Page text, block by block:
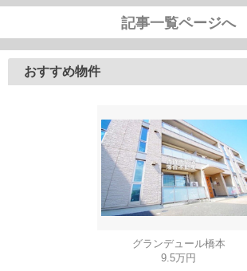
記事一覧ページへ
おすすめ物件
グランデュール橋本
9.5万円